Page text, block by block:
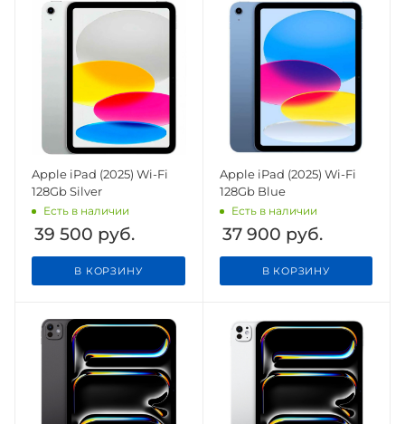
Apple iPad (2025) Wi-Fi
128Gb Silver
Есть в наличии
39 500 руб.
В КОРЗИНУ
Apple iPad (2025) Wi-Fi
128Gb Blue
Есть в наличии
37 900 руб.
В КОРЗИНУ